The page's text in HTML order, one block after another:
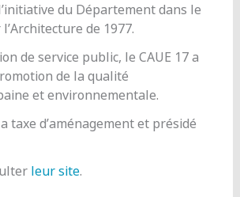
du Département dans le
de 1977.
de service public, le CAUE 17 a
de la qualité
et environnementale.
taxe d’aménagement et présidé
leur site.